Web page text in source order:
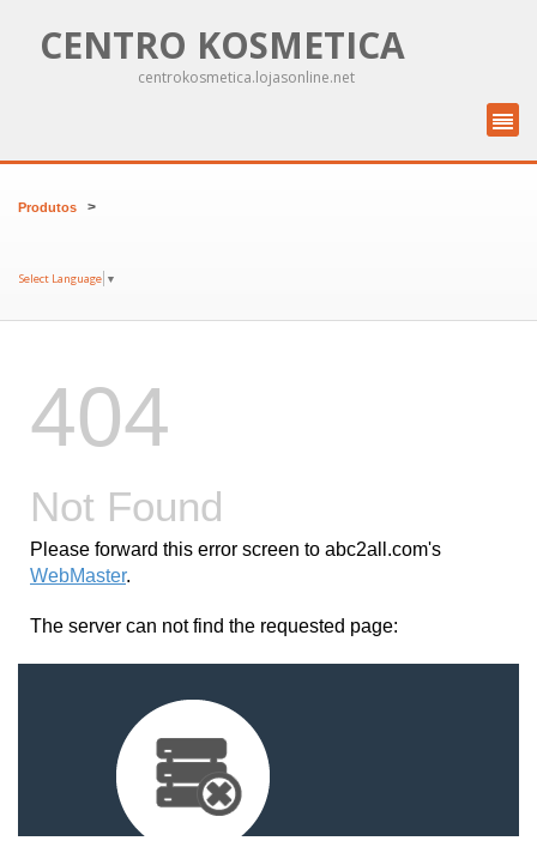
CENTRO KOSMETICA
centrokosmetica.lojasonline.net
Produtos >
Select Language ▼